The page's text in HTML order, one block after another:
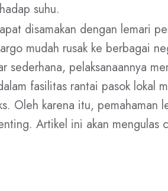
suhu.
disamakan dengan lemari
mudah rusak ke berbagai
sederhana, pelaksanaannya
fasilitas rantai pasok lokal
Oleh karena itu, pemahaman
Artikel ini akan mengulas